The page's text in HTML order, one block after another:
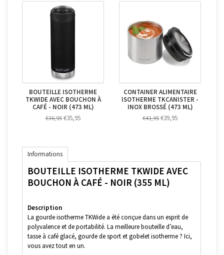
BOUTEILLE ISOTHERME
TKWIDE AVEC BOUCHON À
CAFÉ - NOIR (473 ML)
€36,95 €35,95
CONTAINER ALIMENTAIRE
ISOTHERME TKCANISTER -
INOX BROSSÉ (473 ML)
€41,95 €39,95
Informations
BOUTEILLE ISOTHERME TKWIDE AVEC
BOUCHON À CAFÉ - NOIR (355 ML)
Description
La gourde isotherme TKWide a été conçue dans un esprit de
polyvalence et de portabilité. La meilleure bouteille d’eau,
tasse à café glacé, gourde de sport et gobelet isotherme ? Ici,
vous avez tout en un.